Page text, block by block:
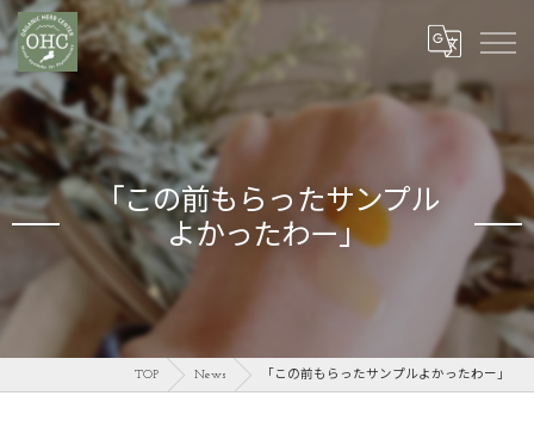
「この前もらったサンプル
よかったわー」
TOP News 「この前もらったサンプルよかったわー」